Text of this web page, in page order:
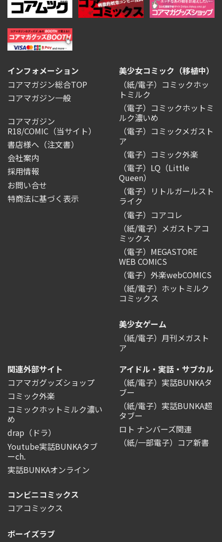
インフォメーション
コアマガジン総合TOP
コアマガジン一般
コアマガジン
R18/COMIC （当サイト）
書店様へ（注文書）
会社案内
採用情報
お問い合せ
特商法に基づく表示
美少女コミック（移植中）
（紙/電子）コミックホッ
トミルク
（電子）コミックホットミ
ルク濃いめ
（電子）コミックメガスト
ア
（電子）コミック外楽
（電子）LQ（Little
Queen）
（電子）リトルガールスト
ライク
（電子）コアコレ
（紙/電子）メガストアコ
ミックス
（電子）MEGASTORE
WEB COMICS
（電子）外楽webCOMICS
（紙/電子）ホットミルク
コミックス
美少女ゲーム
（紙/電子）月刊メガスト
ア
関連外部サイト
コアマガグッズショップ
コミック外楽
コミックホットミルク濃い
め
drap（ドラ）
Youtube実話BUNKAタブ
ーch.
実話BUNKAオンライン
アイドル・実話・サブカル
（紙/電子）実話BUNKAタ
ブー
（紙/電子）実話BUNKA超
タブー
ロト ナンバーズ関連
（紙/一部電子）コア新書
コンビニコミックス
コアコミックス
ボーイズラブ